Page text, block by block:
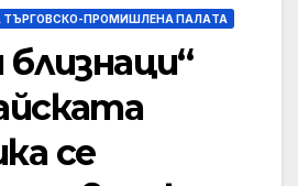
ТЪРГОВСКО-ПРОМИШЛЕНА ПАЛAТА
близнаци“
се